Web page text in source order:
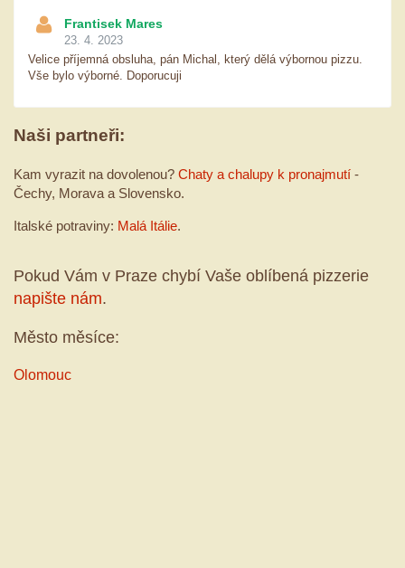
Frantisek Mares
23. 4. 2023
Velice příjemná obsluha, pán Michal, který dělá výbornou pizzu.
Vše bylo výborné. Doporucuji
Naši partneři:
Kam vyrazit na dovolenou? Chaty a chalupy k pronajmutí -
Čechy, Morava a Slovensko.
Italské potraviny: Malá Itálie.
Pokud Vám v Praze chybí Vaše oblíbená pizzerie
napište nám.
Město měsíce:
Olomouc